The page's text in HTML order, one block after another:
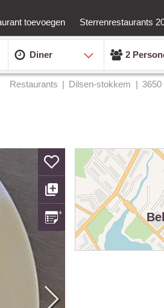
toevoegen Sterrenrestaurants
Diner 2
Restaurants Dilsen-stokkem